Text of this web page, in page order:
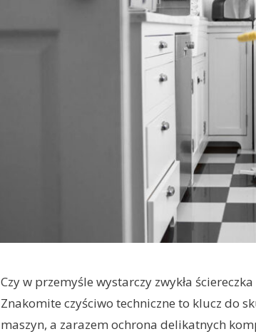
Czy w przemyśle wystarczy zwykła
Znakomite czyściwo techniczne to klucz do
maszyn, a zarazem ochrona delikatnych